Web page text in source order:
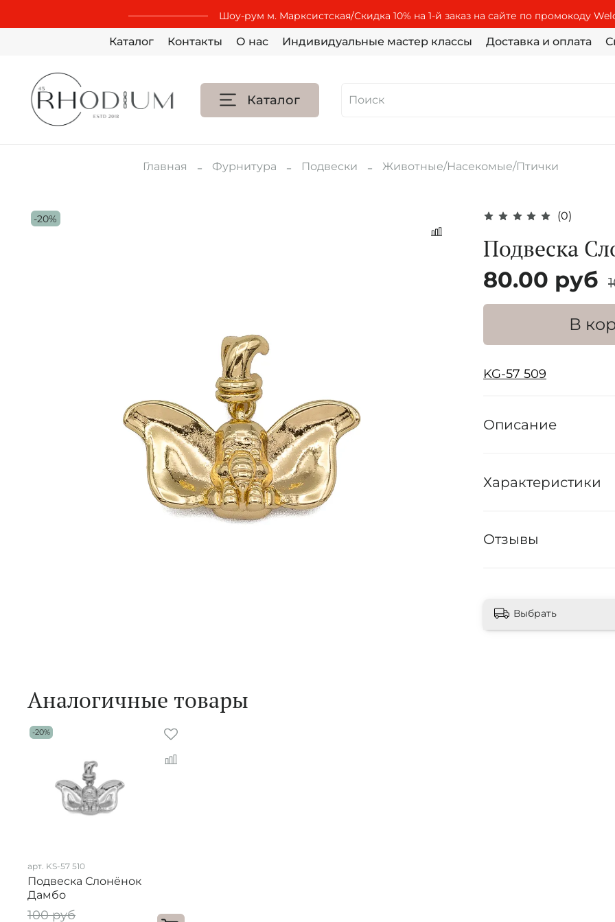
Шоу-рум м. Марксистская/Скидка 10% на 1-й заказ на сайте по промокоду
Каталог Контакты О нас Индивидуальные мастер классы Доставка и оплата
Каталог
Главная Фурнитура Подвески Животные/Насекомые/Птички
-20% (0)
Подвеска
80.00 руб
В
KG-57 509
Описание
Характеристики
Отзывы
Выбрать
Аналогичные товары
-20%
арт. KS-57 510
Подвеска Слонёнок
Дамбо
100 руб